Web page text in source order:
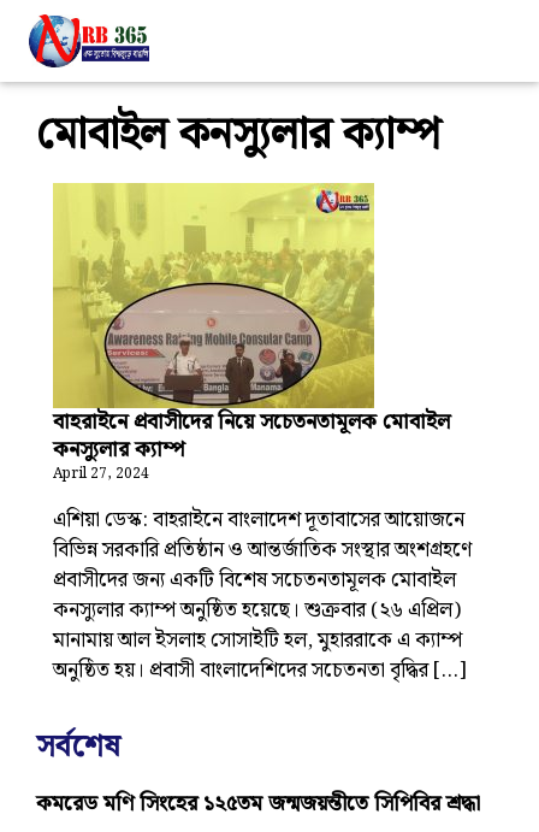
মোবাইল কনস্যুলার ক্যাম্প
বাহরাইনে প্রবাসীদের নিয়ে সচেতনতামূলক মোবাইল
কনস্যুলার ক্যাম্প
April 27, 2024
এশিয়া ডেস্ক: বাহরাইনে বাংলাদেশ দূতাবাসের আয়োজনে
বিভিন্ন সরকারি প্রতিষ্ঠান ও আন্তর্জাতিক সংস্থার অংশগ্রহণে
প্রবাসীদের জন্য একটি বিশেষ সচেতনতামূলক মোবাইল
কনস্যুলার ক্যাম্প অনুষ্ঠিত হয়েছে। শুক্রবার (২৬ এপ্রিল)
মানামায় আল ইসলাহ সোসাইটি হল, মুহাররাকে এ ক্যাম্প
অনুষ্ঠিত হয়। প্রবাসী বাংলাদেশিদের সচেতনতা বৃদ্ধির […]
সর্বশেষ
কমরেড মণি সিংহের ১২৫তম জন্মজয়ন্তীতে সিপিবির শ্রদ্ধা